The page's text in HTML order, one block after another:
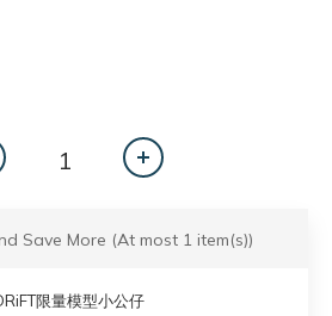
Save More (At most 1 item(s))
限量模型小公仔